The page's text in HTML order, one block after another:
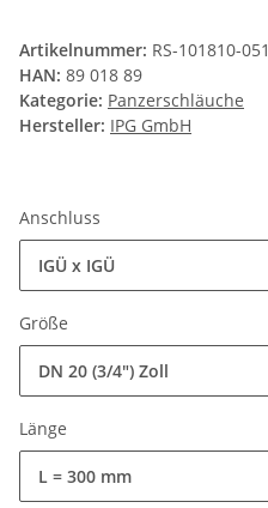
Artikelnummer: RS-101810-051
HAN: 89 018 89
Kategorie: Panzerschläuche
Hersteller: IPG GmbH
Anschluss
IGÜ x IGÜ
Größe
DN 20 (3/4") Zoll
Länge
L = 300 mm